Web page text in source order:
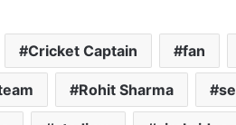
Cricket Captain fan
Rohit Sharma